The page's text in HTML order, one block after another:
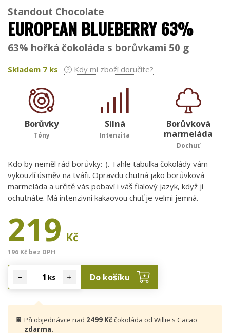
Standout Chocolate
EUROPEAN BLUEBERRY 63%
63% hořká čokoláda s borůvkami 50 g
Skladem 7 ks Kdy mi zboží doručíte?
Borůvky
Tóny
Silná
Intenzita
Borůvková
marmeláda
Dochuť
Kdo by neměl rád borůvky:-). Tahle tabulka čokolády vám
vykouzlí úsměv na tváři. Opravdu chutná jako borůvková
marmeláda a určitě vás pobaví i váš fialový jazyk, když ji
ochutnáte. Má intenzivní kakaovou chuť je velmi jemná.
219 Kč
196 Kč bez DPH
ks Do košíku
🍫 Při objednávce nad 2499 Kččokoláda od Willie's Cacao
zdarma.